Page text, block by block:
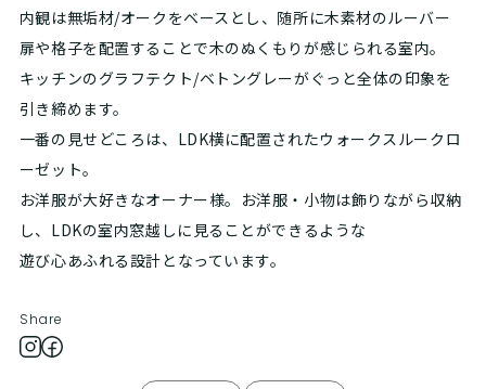
内観は無垢材/オークをベースとし、随所に木素材のルーバー
扉や格子を配置することで木のぬくもりが感じられる室内。
キッチンのグラフテクト/ベトングレーがぐっと全体の印象を
引き締めます。
一番の見せどころは、LDK横に配置されたウォークスルークロ
ーゼット。
お洋服が大好きなオーナー様。お洋服・小物は飾りながら収納
し、LDKの室内窓越しに見ることができるような
遊び心あふれる設計となっています。
Share